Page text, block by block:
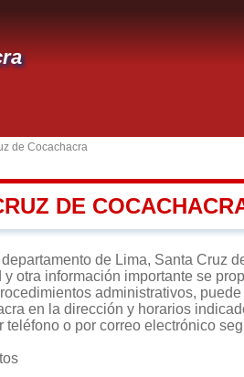
de Cocachacra
DE
de Lima, Santa Cruz
y otra información importante se
administrativos,
en la dirección y horarios
teléfono o por correo electrónico